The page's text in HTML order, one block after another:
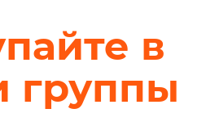
в
группы